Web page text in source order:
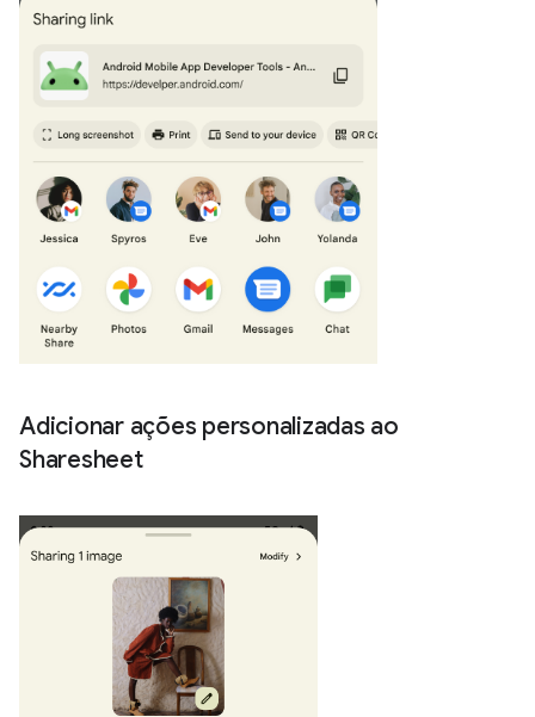
Adicionar ações personalizadas ao
Sharesheet